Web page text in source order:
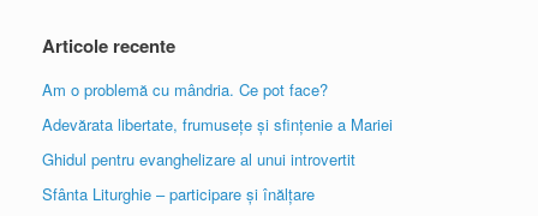
Articole recente
Am o problemă cu mândria. Ce pot face?
Adevărata libertate, frumusețe și sfințenie a Mariei
Ghidul pentru evanghelizare al unui introvertit
Sfânta Liturghie – participare și înălțare